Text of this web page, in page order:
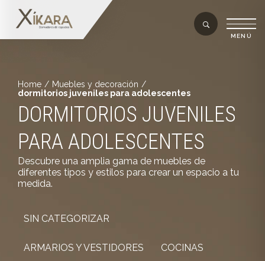
Home / Muebles y decoración /
dormitorios juveniles para adolescentes
DORMITORIOS JUVENILES
PARA ADOLESCENTES
Descubre una amplia gama de muebles de
diferentes tipos y estilos para crear un espacio a tu
medida.
SIN CATEGORIZAR
ARMARIOS Y VESTIDORES COCINAS